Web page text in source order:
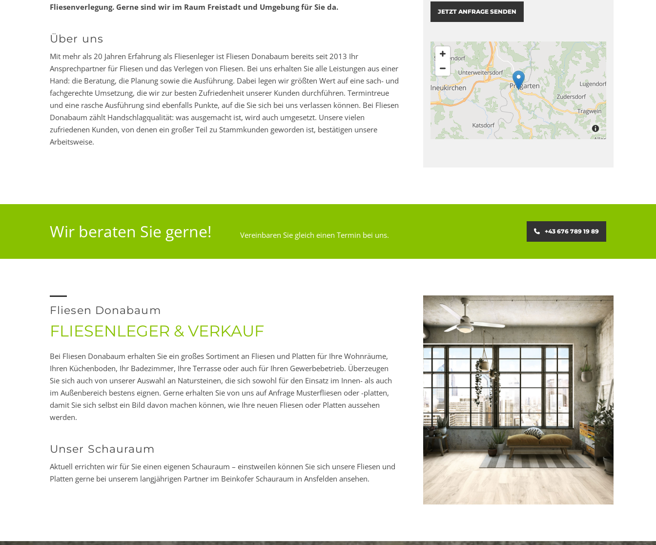
Fliesenverlegung. Gerne sind wir im Raum Freistadt und Umgebung für Sie da.
Über uns
Mit mehr als 20 Jahren Erfahrung als Fliesenleger ist Fliesen Donabaum bereits seit 2013 Ihr
Ansprechpartner für Fliesen und das Verlegen von Fliesen. Bei uns erhalten Sie alle Leistungen aus einer
Hand: die Beratung, die Planung sowie die Ausführung. Dabei legen wir größten Wert auf eine sach- und
fachgerechte Umsetzung, die wir zur besten Zufriedenheit unserer Kunden durchführen. Termintreue
und eine rasche Ausführung sind ebenfalls Punkte, auf die Sie sich bei uns verlassen können. Bei Fliesen
Donabaum zählt Handschlagqualität: was ausgemacht ist, wird auch umgesetzt. Unsere vielen
zufriedenen Kunden, von denen ein großer Teil zu Stammkunden geworden ist, bestätigen unsere
Arbeitsweise.
JETZT ANFRAGE SENDEN
Wir beraten Sie gerne! Vereinbaren Sie gleich einen Termin bei uns. +43 676 789 19 89
Fliesen Donabaum
FLIESENLEGER & VERKAUF
Bei Fliesen Donabaum erhalten Sie ein großes Sortiment an Fliesen und Platten für Ihre Wohnräume,
Ihren Küchenboden, Ihr Badezimmer, Ihre Terrasse oder auch für Ihren Gewerbebetrieb. Überzeugen
Sie sich auch von unserer Auswahl an Natursteinen, die sich sowohl für den Einsatz im Innen- als auch
im Außenbereich bestens eignen. Gerne erhalten Sie von uns auf Anfrage Musterfliesen oder -platten,
damit Sie sich selbst ein Bild davon machen können, wie Ihre neuen Fliesen oder Platten aussehen
werden.
Unser Schauraum
Aktuell errichten wir für Sie einen eigenen Schauraum – einstweilen können Sie sich unsere Fliesen und
Platten gerne bei unserem langjährigen Partner im Beinkofer Schauraum in Ansfelden ansehen.